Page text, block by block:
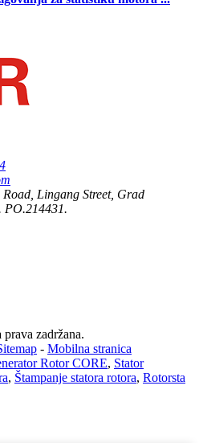
Road, Lingang Street, Grad
PO.214431.
zadržana.
- Mobilna stranica
Rotor CORE, Stator
, Štampanje statora rotora, Rotorsta